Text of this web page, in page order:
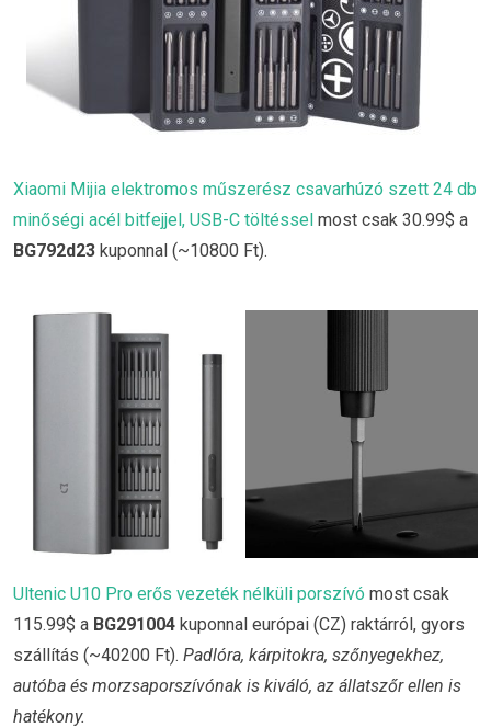
Xiaomi Mijia elektromos műszerész csavarhúzó szett 24 db
minőségi acél bitfejjel, USB-C töltéssel most csak 30.99$ a
BG792d23 kuponnal (~10800 Ft).
Ultenic U10 Pro erős vezeték nélküli porszívó most csak
115.99$ a BG291004 kuponnal európai (CZ) raktárról, gyors
szállítás (~40200 Ft). Padlóra, kárpitokra, szőnyegekhez,
autóba és morzsaporszívónak is kiváló, az állatszőr ellen is
hatékony.